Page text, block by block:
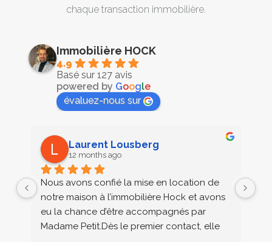
chaque transaction immobilière.
Immobilière HOCK
4.9
Basé sur 127 avis
powered by Google
évaluez-nous sur
Laurent Lousberg
12 months ago
Nous avons confié la mise en location de
notre maison à l’immobilière Hock et avons
eu la chance d’être accompagnés par
Madame Petit.Dès le premier contact, elle